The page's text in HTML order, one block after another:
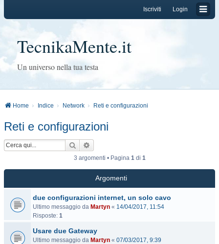
Login
Iscriviti
TecnikaMente.it
Un universo nella tua testa
Home Indice Network Reti e configurazioni
Reti e configurazioni
Cerca
3 argomenti • Pagina 1di 1
Argomenti
due configurazioni internet, un solo cavo
Ultimo messaggio da Martyn « 14/04/2017, 11:54
Risposte: 1
Usare due Gateway
Ultimo messaggio da Martyn « 07/03/2017, 9:39